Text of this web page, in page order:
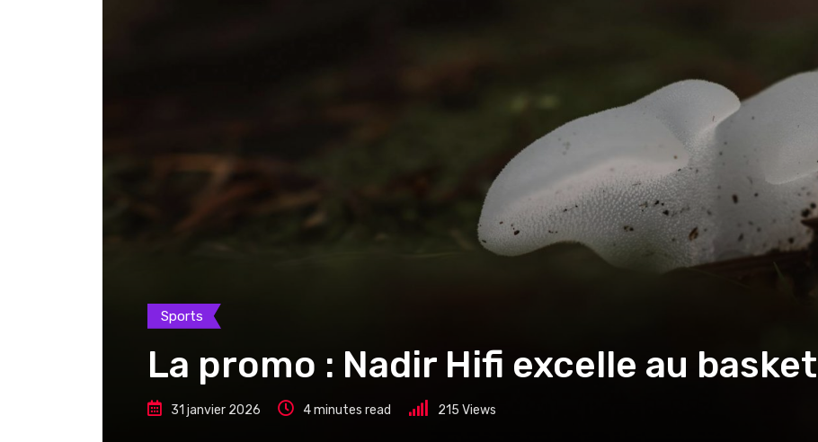
Sports
La promo : Nadir Hifi excelle au basket
31 janvier 2026 4 minutes read 215 Views